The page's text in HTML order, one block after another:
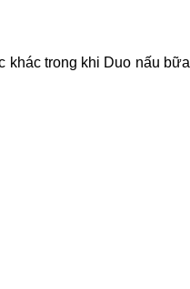
khác trong khi Duo nấu bữa